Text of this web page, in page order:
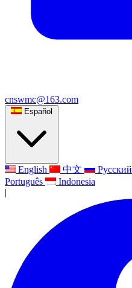
cnswmc@163.com
Español
English 中文 Русский
Português
Indonesia
|